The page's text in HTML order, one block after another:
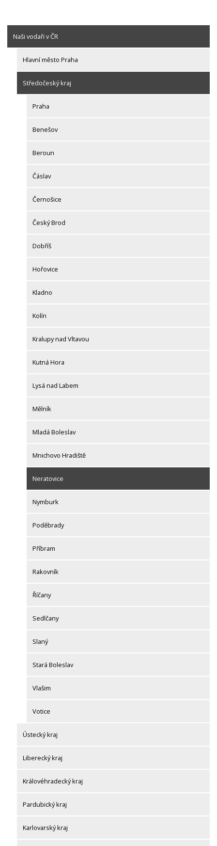
Naši vodaři v ČR
Hlavní město Praha
Středočeský kraj
Praha
Benešov
Beroun
Čáslav
Černošice
Český Brod
Dobříš
Hořovice
Kladno
Kolín
Kralupy nad Vltavou
Kutná Hora
Lysá nad Labem
Mělník
Mladá Boleslav
Mnichovo Hradiště
Neratovice
Nymburk
Poděbrady
Příbram
Rakovník
Říčany
Sedlčany
Slaný
Stará Boleslav
Vlašim
Votice
Ústecký kraj
Liberecký kraj
Královéhradecký kraj
Pardubický kraj
Karlovarský kraj